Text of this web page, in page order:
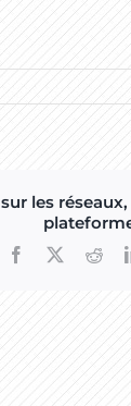
les
Facebook